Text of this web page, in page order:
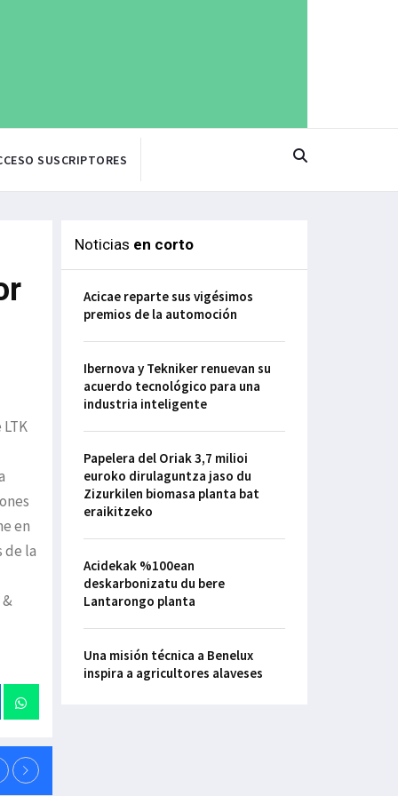
SUSCRIPTORES
en
de la
Noticias en corto
Acicae reparte sus vigésimos
premios de la automoción
Ibernova y Tekniker renuevan su
acuerdo tecnológico para una
industria inteligente
Papelera del Oriak 3,7 milioi
euroko dirulaguntza jaso du
Zizurkilen biomasa planta bat
eraikitzeko
Acidekak %100ean
deskarbonizatu du bere
Lantarongo planta
Una misión técnica a Benelux
inspira a agricultores alaveses